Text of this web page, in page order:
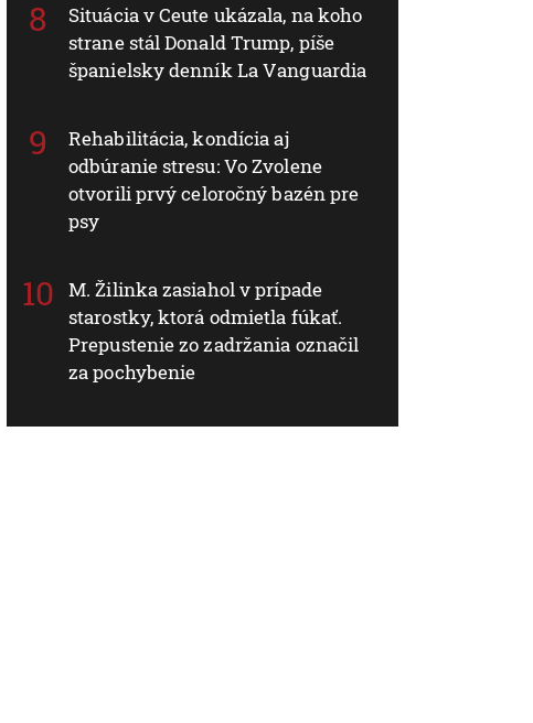
Situácia v Ceute ukázala, na koho
strane stál Donald Trump, píše
španielsky denník La Vanguardia
Rehabilitácia, kondícia aj
odbúranie stresu: Vo Zvolene
otvorili prvý celoročný bazén pre
psy
M. Žilinka zasiahol v prípade
starostky, ktorá odmietla fúkať.
Prepustenie zo zadržania označil
za pochybenie